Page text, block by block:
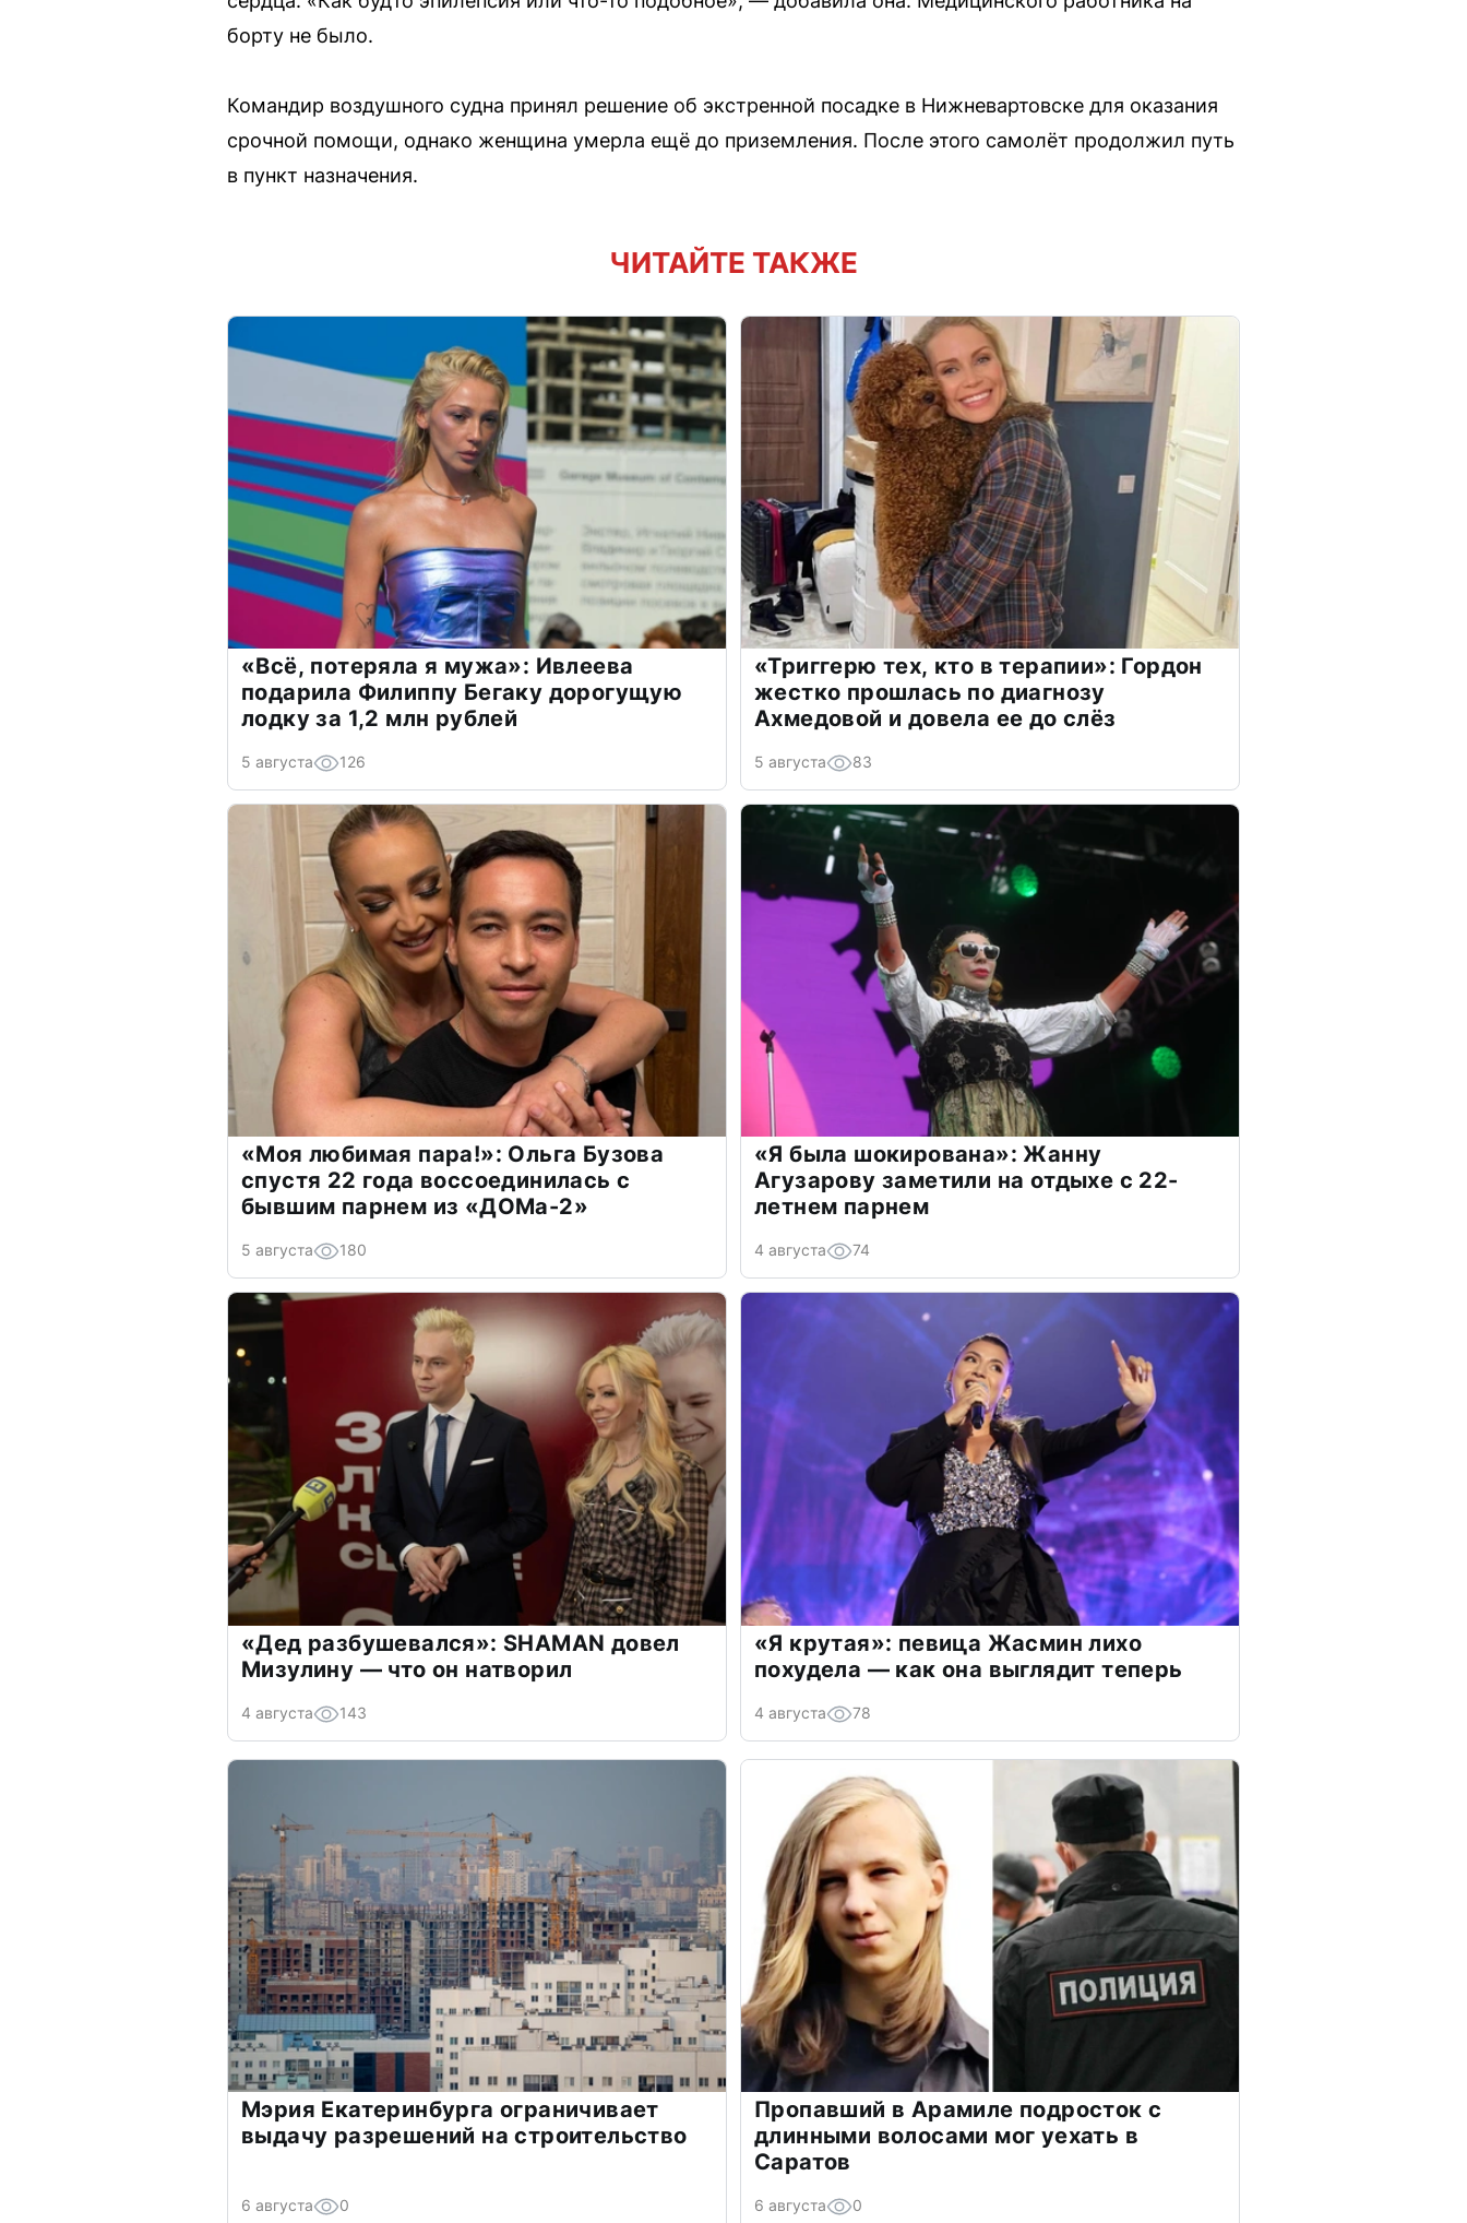
борту не было.
Командир воздушного судна принял решение об экстренной посадке в Нижневартовске для оказания
срочной помощи, однако женщина умерла ещё до приземления. После этого самолёт продолжил путь
в пункт назначения.
ЧИТАЙТЕ ТАКЖЕ
«Всё, потеряла я мужа»: Ивлеева
подарила Филиппу Бегаку дорогущую
лодку за 1,2 млн рублей
5 августа 126
«Триггерю тех, кто в терапии»: Гордон
жестко прошлась по диагнозу
Ахмедовой и довела ее до слёз
5 августа 83
«Моя любимая пара!»: Ольга Бузова
спустя 22 года воссоединилась с
бывшим парнем из «ДОМа-2»
5 августа 180
«Я была шокирована»: Жанну
Агузарову заметили на отдыхе с 22-
летнем парнем
4 августа 74
«Дед разбушевался»: SHAMAN довел
Мизулину — что он натворил
4 августа 143
«Я крутая»: певица Жасмин лихо
похудела — как она выглядит теперь
4 августа 78
Мэрия Екатеринбурга ограничивает
выдачу разрешений на строительство
6 августа 0
Пропавший в Арамиле подросток с
длинными волосами мог уехать в
Саратов
6 августа 0